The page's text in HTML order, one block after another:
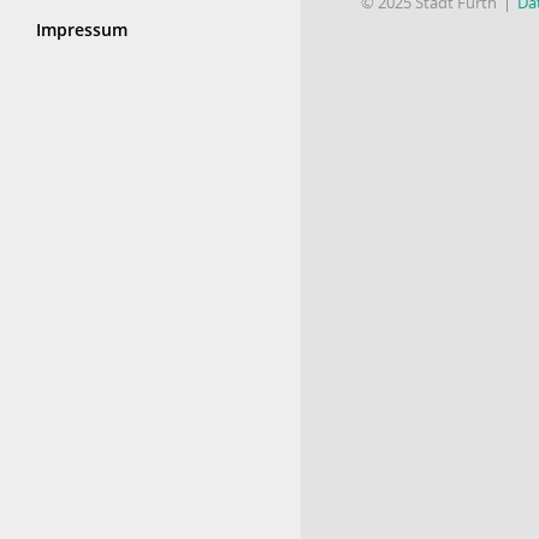
Impressum